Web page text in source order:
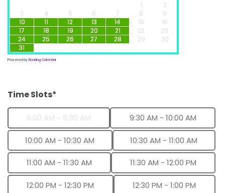
1
2
3
4 5 6 7 8
9
10
11 12 13 14 15
16
17
18 19 20 21 22
23
24
25 26 27 28 29
30
31
Powered by Booking Calendar
Time Slots*
9:00 AM - 9:30 AM 9:30 AM - 10:00 AM
10:00 AM - 10:30 AM 10:30 AM - 11:00 AM
11:00 AM - 11:30 AM 11:30 AM - 12:00 PM
12:00 PM - 12:30 PM 12:30 PM - 1:00 PM